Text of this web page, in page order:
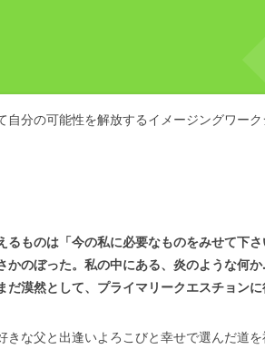
自分の可能性を解放するイメージングワー
るものは「今の私に必要なものをみせて下
かのぼった。私の中にある、炎のような何
漠然として、プライマリークエスチョンに
きな父と出逢いよろこびと幸せで選んだ道